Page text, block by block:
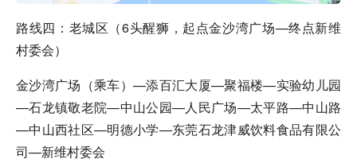
路线四：老城区（6头醒狮，起点金沙湾广场—终点新维
村委会）
金沙湾广场（乘车）—添百汇大厦—聚福楼—实验幼儿园
—石龙镇敬老院—中山公园—人民广场—太平路—中山路
—中山西社区—明德小学—东莞石龙津威饮料食品有限公
司—新维村委会